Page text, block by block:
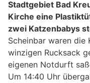
Stadtgebiet Bad
Kirche eine
zwei Katzenbabys
Scheinbar waren die
winzigen Rucksack
eigenen Notdurft
Um 14:40 Uhr